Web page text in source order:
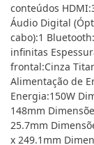
conteúdos
Áudio Digital
cabo):1
infinitas
frontal:Cinza
Alimentação de
Energia:150W
148mm
25.7mm
x 249.1mm